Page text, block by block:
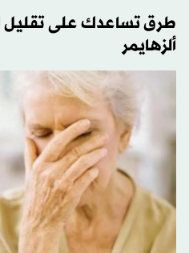
طرق تساعدك على
ألزهايمر